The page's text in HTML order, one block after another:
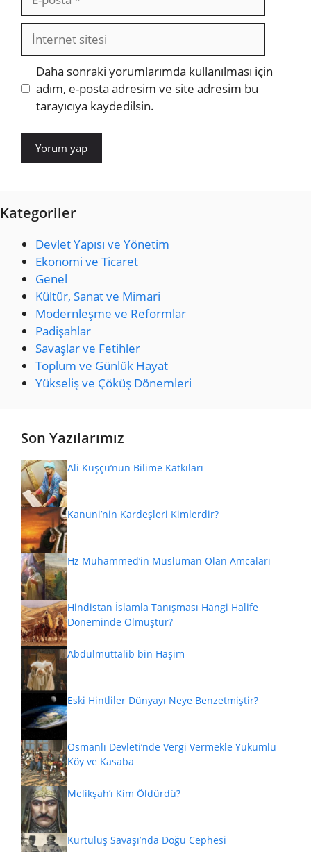
posta
İnternet
sitesi
Daha sonraki yorumlarımda kullanılması için
adım, e-posta adresim ve site adresim bu
tarayıcıya kaydedilsin.
Kategoriler
Devlet Yapısı ve Yönetim
Ekonomi ve Ticaret
Genel
Kültür, Sanat ve Mimari
Modernleşme ve Reformlar
Padişahlar
Savaşlar ve Fetihler
Toplum ve Günlük Hayat
Yükseliş ve Çöküş Dönemleri
Son Yazılarımız
Ali Kuşçu’nun Bilime Katkıları
Kanuni’nin Kardeşleri Kimlerdir?
Hz Muhammed’in Müslüman Olan Amcaları
Hindistan İslamla Tanışması Hangi Halife
Döneminde Olmuştur?
Abdülmuttalib bin Haşim
Eski Hintliler Dünyayı Neye Benzetmiştir?
Osmanlı Devleti’nde Vergi Vermekle Yükümlü
Köy ve Kasaba
Melikşah’ı Kim Öldürdü?
Kurtuluş Savaşı’nda Doğu Cephesi